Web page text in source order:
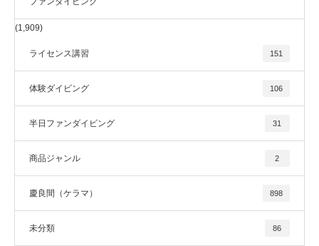
(1,909)
ライセンス講習 151
体験ダイビング 106
半日ファンダイビング 31
商品ジャンル 2
慶良間（ケラマ） 898
未分類 86